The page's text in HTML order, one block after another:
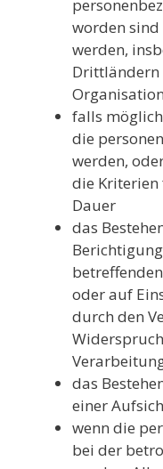
worden
werden,
Drittländern
falls
die
werden,
die Kriterien
Dauer
das
oder auf
durch den
das
einer
wenn die
bei der